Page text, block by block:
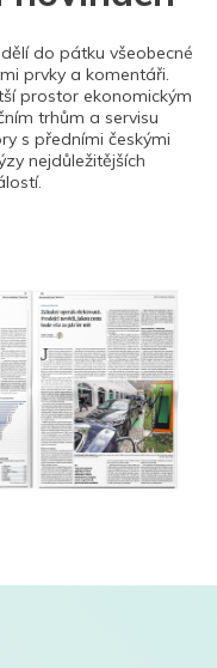
do pátku všeobecné
prvky a komentáři.
prostor ekonomickým
trhům a servisu
s předními českými
nejdůležitějších